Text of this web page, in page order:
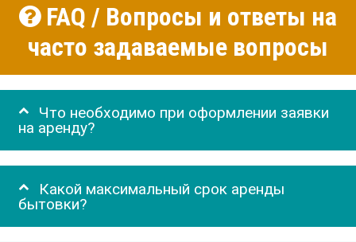
FAQ / Вопросы и ответы на
часто задаваемые вопросы
Что необходимо при оформлении заявки
на аренду?
Какой максимальный срок аренды
бытовки?